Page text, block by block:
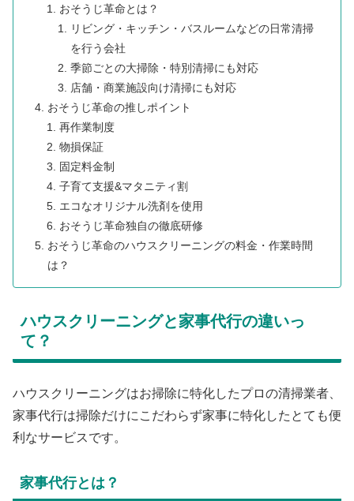
おそうじ革命とは？
リビング・キッチン・バスルームなどの日常清掃
を行う会社
季節ごとの大掃除・特別清掃にも対応
店舗・商業施設向け清掃にも対応
おそうじ革命の推しポイント
再作業制度
物損保証
固定料金制
子育て支援&マタニティ割
エコなオリジナル洗剤を使用
おそうじ革命独自の徹底研修
おそうじ革命のハウスクリーニングの料金・作業時間
は？
ハウスクリーニングと家事代行の違いっ
て？
ハウスクリーニングはお掃除に特化したプロの清掃業者、
家事代行は掃除だけにこだわらず家事に特化したとても便
利なサービスです。
家事代行とは？